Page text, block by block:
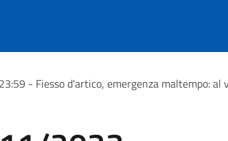
- Fiesso d'artico, emergenza maltempo: